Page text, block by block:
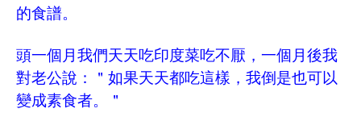
的食譜。
頭一個月我們天天吃印度菜吃不厭，一個月後我
對老公說：＂如果天天都吃這樣，我倒是也可以
變成素食者。＂